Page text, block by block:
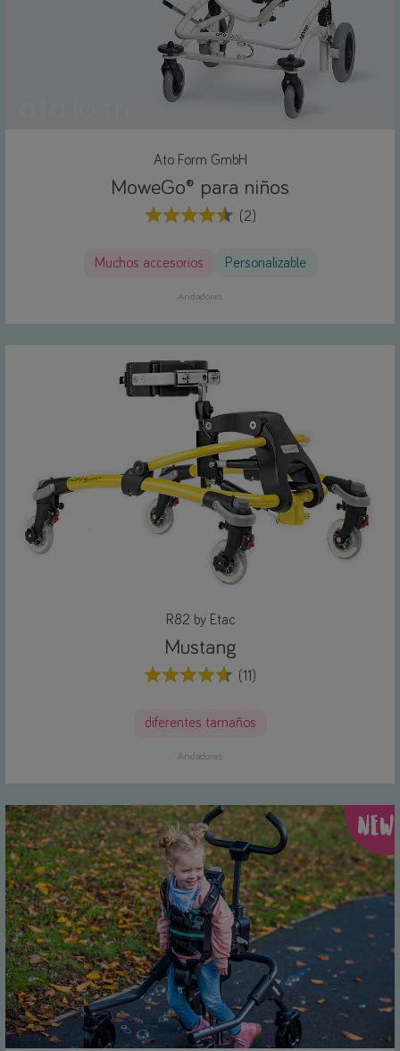
Ato Form GmbH
MoweGo® para niños
(2)
Muchos accesorios Personalizable
Andadores
R82 by Etac
Mustang
(11)
diferentes tamaños
Andadores
NEW